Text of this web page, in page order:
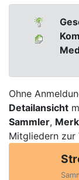
Ohne
Detailansicht
Sammler,
Mitgliedern zur